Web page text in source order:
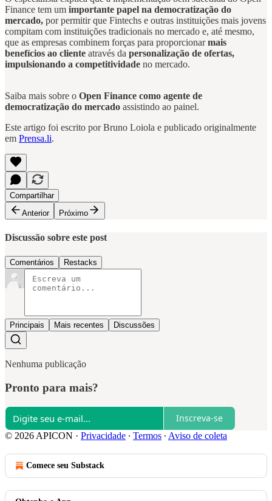
Finance tem um importante papel na democratização do
mercado, por permitir que Fintechs e outras instituições mais jovens
compitam com instituições tradicionais no mercado e, até mesmo,
que as empresas combinem forças para proporcionarmais
benefícios ao cliente através da personalização de ofertas,
impulsionando a competitividade no mercado.
Saiba mais sobre o Open Finance como agente de
democratização do mercado assistindo ao painel.
Este artigo foi escrito por Bruno Loiola e publicado originalmente
em Prensa.li.
Compartilhar
Anterior
Próximo
Discussão sobre este post
Comentários Restacks
Principais Mais recentes Discussões
Nenhuma publicação
Pronto para mais?
Inscreva-se
© 2026 APICON · Privacidade ∙ Termos ∙ Aviso de coleta
Comece seu Substack